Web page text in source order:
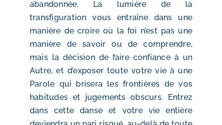
abandonnée. La lumière de la
transfiguration vous entraîne dans une
manière de croire où la foi n’est pas une
manière de savoir ou de comprendre,
mais la décision de faire confiance à un
Autre, et d’exposer toute votre vie à une
Parole qui brisera les frontières de vos
habitudes et jugements obscurs. Entrez
dans cette danse et votre vie entière